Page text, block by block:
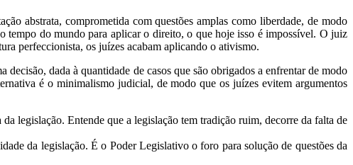
abstrata, comprometida com questões amplas como liberdade, de modo
tempo do mundo para aplicar o direito, o que hoje isso é impossível. O juiz
perfeccionista, os juízes acabam aplicando o ativismo.
dada à quantidade de casos que são obrigados a enfrentar de modo
é o minimalismo judicial, de modo que os juízes evitem argumentos
legislação. Entende que a legislação tem tradição ruim, decorre da falta de
da legislação. É o Poder Legislativo o foro para solução de questões da